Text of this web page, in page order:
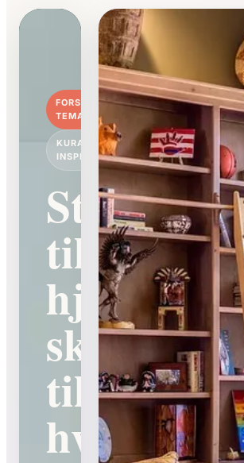
FORSIDENS
TEMA
KURATERET
INSPIRATION
Stil
til
hjemmet,
skønhed
til
hverdagen